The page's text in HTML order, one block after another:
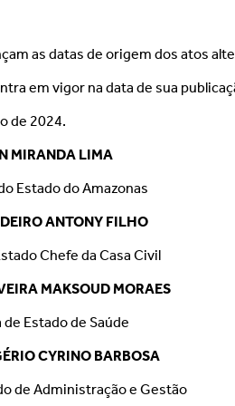
as datas de origem dos atos
em vigor na data de sua
de 2024.
MIRANDA LIMA
Estado do Amazonas
ANTONY FILHO
Chefe da Casa Civil
MAKSOUD MORAES
Estado de Saúde
CYRINO BARBOSA
de Administração e Gestão